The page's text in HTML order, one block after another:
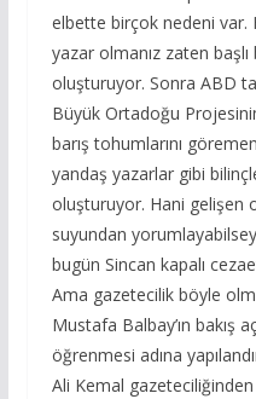
elbette birçok nedeni var.
yazar olmanız zaten başlı
oluşturuyor. Sonra ABD
Büyük Ortadoğu
barış tohumlarını
yandaş yazarlar gibi
oluşturuyor. Hani gelişen
suyundan
bugün Sincan kapalı
Ama gazetecilik böyle
Mustafa Balbay’ın bakış
öğrenmesi adına
Ali Kemal